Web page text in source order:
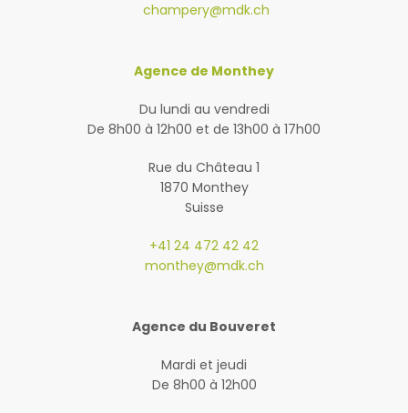
champery@mdk.ch
Agence de Monthey
Du lundi au vendredi
De 8h00 à 12h00 et de 13h00 à 17h00
Rue du Château 1
1870 Monthey
Suisse
+41 24 472 42 42
monthey@mdk.ch
Agence du Bouveret
Mardi et jeudi
De 8h00 à 12h00